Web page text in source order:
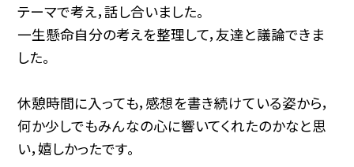
テーマで考え，話し合いました。
一生懸命自分の考えを整理して，友達と議論できま
した。
休憩時間に入っても，感想を書き続けている姿から，
何か少しでもみんなの心に響いてくれたのかなと思
い，嬉しかったです。